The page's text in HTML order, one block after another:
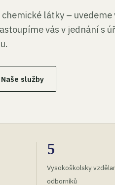
chemické látky –
vás v jednání s
Naše služby
5
Vysokoškolsky
odborníků